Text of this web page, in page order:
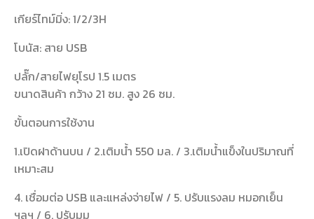
เกียร์ไทม์มิ่ง: 1/2/3H
โบนัส: สาย USB
ปลั๊ก/สายไฟยุโรป 1.5 เมตร
ขนาดสินค้า กว้าง 21 ซม. สูง 26 ซม.
ขั้นตอนการใช้งาน
1.เปิดฝาด้านบน / 2.เติมน้ำ 550 มล. / 3.เติมน้ำแข็งในปริมาณที่
เหมาะสม
4. เชื่อมต่อ USB และแหล่งจ่ายไฟ / 5. ปรับแรงลม หมอกเย็น
ฯลฯ / 6. ปรับมุม